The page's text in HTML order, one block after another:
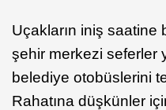
Uçakların iniş saatine
şehir merkezi seferler
belediye otobüslerini
Rahatına düşkünler